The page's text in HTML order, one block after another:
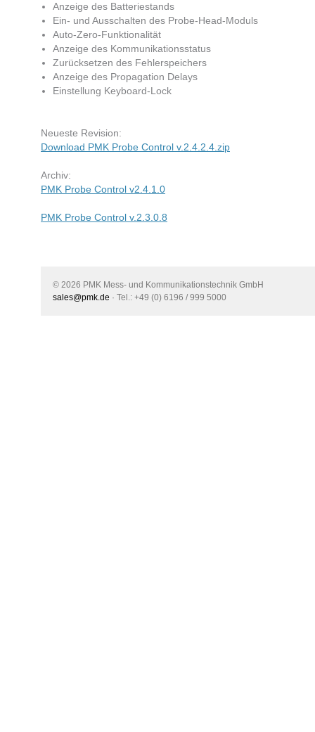
Anzeige des Batteriestands
Ein- und Ausschalten des Probe-Head-Moduls
Auto-Zero-Funktionalität
Anzeige des Kommunikationsstatus
Zurücksetzen des Fehlerspeichers
Anzeige des Propagation Delays
Einstellung Keyboard-Lock
Neueste Revision:
Download PMK Probe Control v.2.4.2.4.zip
Archiv:
PMK Probe Control v2.4.1.0
PMK Probe Control v.2.3.0.8
© 2026 PMK Mess- und Kommunikationstechnik GmbH
sales@pmk.de · Tel.: +49 (0) 6196 / 999 5000